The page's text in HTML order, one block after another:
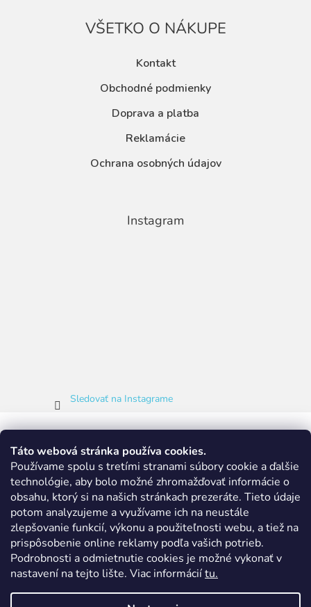
Táto webová stránka používa cookies.
Používame spolu s tretími stranami súbory cookie a ďalšie
technológie, aby bolo možné zhromažďovať informácie o
obsahu, ktorý si na našich stránkach prezeráte. Tieto údaje
potom analyzujeme a využívame ich na neustále
zlepšovanie funkcií, výkonu a použiteľnosti webu, a tiež na
prispôsobenie online reklamy podľa vašich potrieb.
Podrobnosti a odmietnutie cookies je možné vykonať v
nastavení na tejto lište. Viac informáciítu.
VŠETKO O NÁKUPE
Kontakt
Obchodné podmienky
Doprava a platba
Reklamácie
Ochrana osobných údajov
Instagram
Sledovať na Instagrame